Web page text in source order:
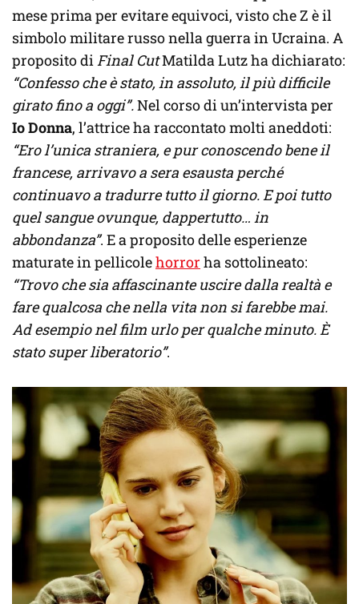
mese prima per evitare equivoci, visto che Z è il
simbolo militare russo nella guerra in Ucraina. A
proposito di Final CutMatilda Lutz ha dichiarato:
“Confesso che è stato, in assoluto, il più difficile
girato fino a oggi”.Nel corso di un’intervista per
Io Donna, l’attrice ha raccontato molti aneddoti:
“Ero l’unica straniera, e pur conoscendo bene il
francese, arrivavo a sera esausta perché
continuavo a tradurre tutto il giorno. E poi tutto
quel sangue ovunque, dappertutto… in
abbondanza”. E a proposito delle esperienze
maturate in pellicolehorror ha sottolineato:
“Trovo che sia affascinante uscire dalla realtà e
fare qualcosa che nella vita non si farebbe mai.
Ad esempio nel film urlo per qualche minuto. È
stato super liberatorio”.